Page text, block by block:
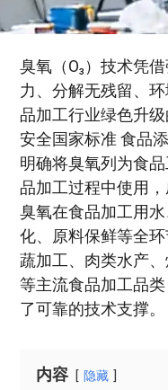
臭氧（O₃）技术凭
力、分解无残留、
品加工行业绿色升
安全国家标准 食品
明确将臭氧列为食
品加工过程中使用
臭氧在食品加工用
化、原料保鲜等全
蔬加工、肉类水产
等主流食品加工品
了可靠的技术支撑。
内容 隐藏